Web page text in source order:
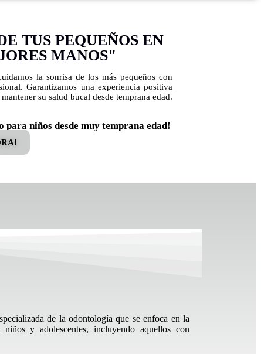
TUS PEQUEÑOS EN
MANOS"
la sonrisa de los más pequeños con
Garantizamos una experiencia positiva
su salud bucal desde temprana edad.
para niños desde muy temprana edad!
de la odontología que se enfoca en la
y adolescentes, incluyendo aquellos con